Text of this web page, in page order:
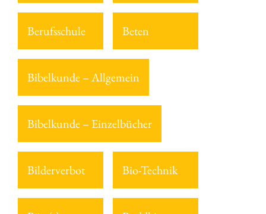
Berufsschule Beten
Bibelkunde – Allgemein
Bibelkunde – Einzelbücher
Bilderverbot Bio-Technik